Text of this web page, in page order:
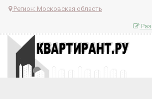
Регион: Московская область